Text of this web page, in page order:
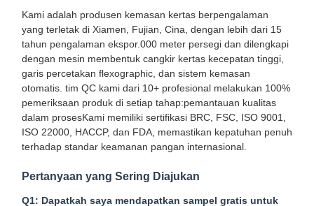
Kami
Kami adalah produsen kemasan kertas berpengalaman
yang terletak di Xiamen, Fujian, Cina, dengan lebih dari 15
tahun pengalaman ekspor.000 meter persegi dan dilengkapi
dengan mesin membentuk cangkir kertas kecepatan tinggi,
garis percetakan flexographic, dan sistem kemasan
otomatis. tim QC kami dari 10+ profesional melakukan 100%
pemeriksaan produk di setiap tahap:pemantauan kualitas
dalam prosesKami memiliki sertifikasi BRC, FSC, ISO 9001,
ISO 22000, HACCP, dan FDA, memastikan kepatuhan penuh
terhadap standar keamanan pangan internasional.
Pertanyaan yang Sering Diajukan
Q1: Dapatkah saya mendapatkan sampel gratis untuk